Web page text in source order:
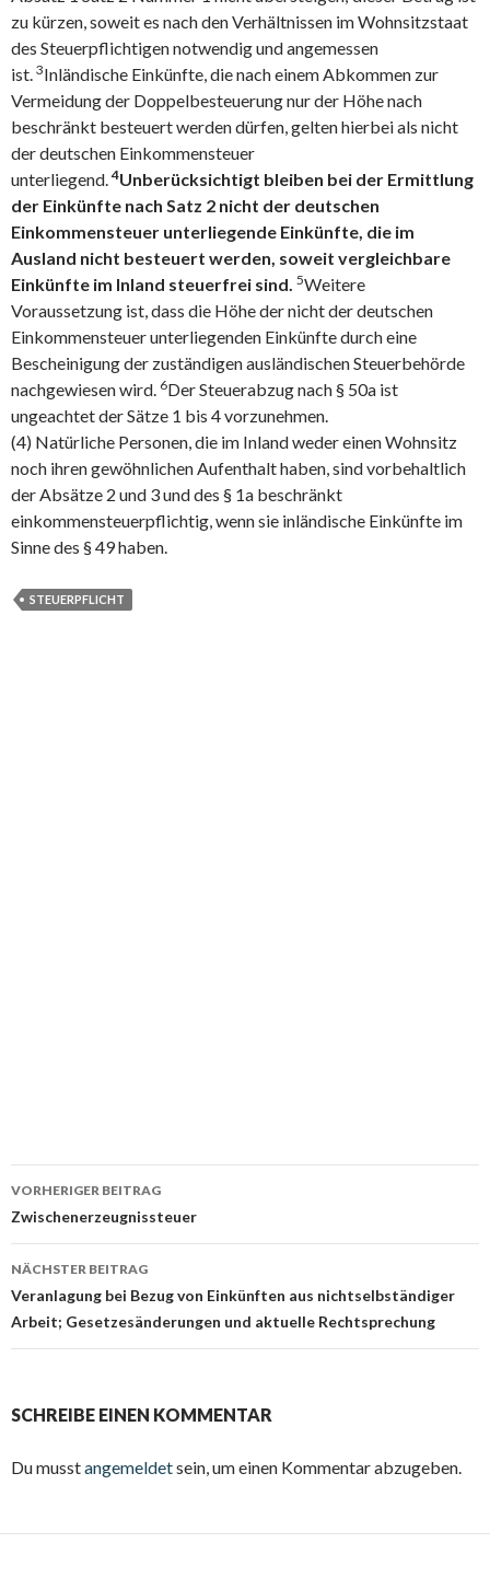
zu kürzen, soweit es nach den Verhältnissen im Wohnsitzstaat
des Steuerpflichtigen notwendig und angemessen
ist. 3Inländische Einkünfte, die nach einem Abkommen zur
Vermeidung der Doppelbesteuerung nur der Höhe nach
beschränkt besteuert werden dürfen, gelten hierbei als nicht
der deutschen Einkommensteuer
unterliegend.4Unberücksichtigt bleiben bei der Ermittlung
der Einkünfte nach Satz 2 nicht der deutschen
Einkommensteuer unterliegende Einkünfte, die im
Ausland nicht besteuert werden, soweit vergleichbare
Einkünfte im Inland steuerfrei sind. 5Weitere
Voraussetzung ist, dass die Höhe der nicht der deutschen
Einkommensteuer unterliegenden Einkünfte durch eine
Bescheinigung der zuständigen ausländischen Steuerbehörde
nachgewiesen wird. 6Der Steuerabzug nach § 50a ist
ungeachtet der Sätze 1 bis 4 vorzunehmen.
(4) Natürliche Personen, die im Inland weder einen Wohnsitz
noch ihren gewöhnlichen Aufenthalt haben, sind vorbehaltlich
der Absätze 2 und 3 und des § 1a beschränkt
einkommensteuerpflichtig, wenn sie inländische Einkünfte im
Sinne des § 49 haben.
STEUERPFLICHT
Beitrags-
Navigation
VORHERIGER BEITRAG
Zwischenerzeugnissteuer
NÄCHSTER BEITRAG
Veranlagung bei Bezug von Einkünften aus nichtselbständiger
Arbeit; Gesetzesänderungen und aktuelle Rechtsprechung
SCHREIBE EINEN KOMMENTAR
Du musstangemeldetsein, um einen Kommentar abzugeben.